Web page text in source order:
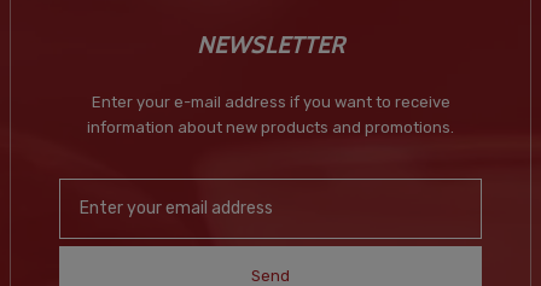
NEWSLETTER
Enter your e-mail address if you want to receive
information about new products and promotions.
Send